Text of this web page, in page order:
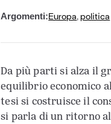
Argomenti:Europa,politica
Da più parti si alza il
equilibrio economico
tesi si costruisce il
si parla di un ritorno